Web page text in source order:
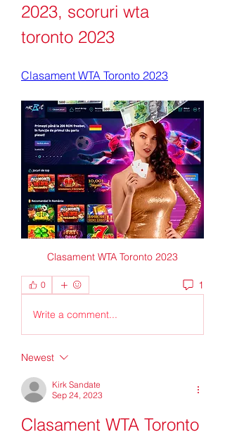
2023, scoruri wta
toronto 2023
Clasament WTA Toronto 2023
Clasament WTA Toronto 2023
0 1
Write a comment...
Newest
Kirk Sandate
Sep 24, 2023
Clasament WTA Toronto